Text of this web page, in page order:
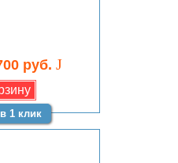
руб. J
1 клик